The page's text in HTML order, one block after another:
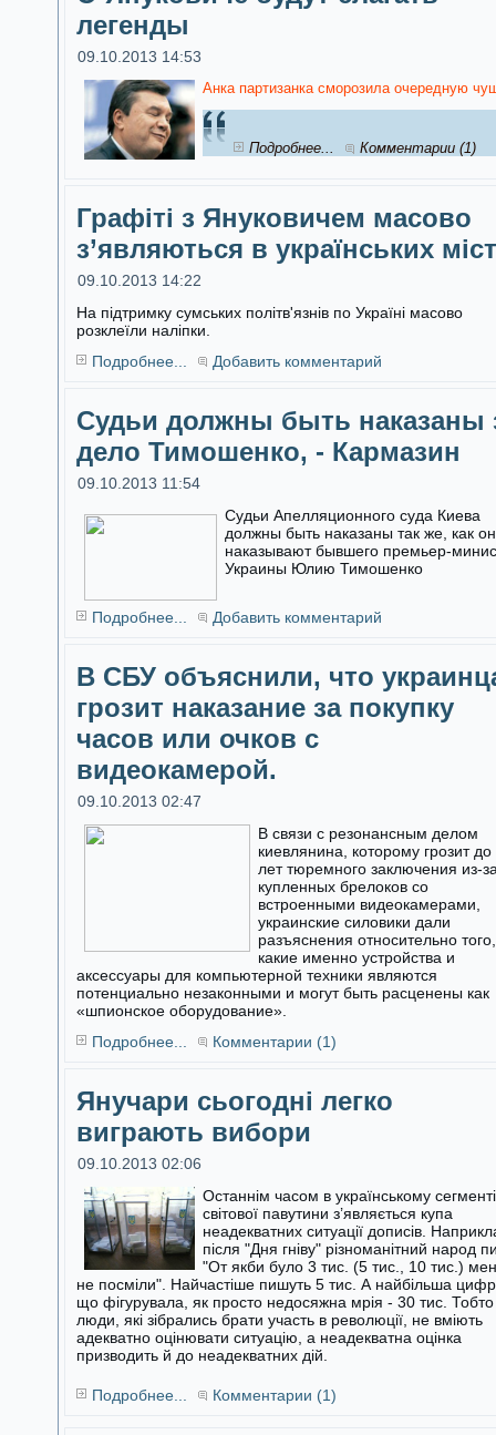
легенды
09.10.2013 14:53
Анка партизанка сморозила очередную
Подробнее... Комментарии (1)
Графіті з Януковичем масово
з’являються в українських
09.10.2013 14:22
На підтримку сумських політв'язнів по Україні масово
розклеїли наліпки.
Подробнее...
Добавить комментарий
Судьи должны быть наказаны
дело Тимошенко, - Кармазин
09.10.2013 11:54
Судьи Апелляционного суда Киева
должны быть наказаны так же, как
наказывают бывшего премьер-
Украины Юлию Тимошенко
Подробнее... Добавить комментарий
В СБУ объяснили, что
грозит наказание за покупку
часов или очков с
видеокамерой.
09.10.2013 02:47
В связи с резонансным делом
киевлянина, которому грозит до
лет тюремного заключения из-
купленных брелоков со
встроенными видеокамерами,
украинские силовики дали
разъяснения относительно того,
какие именно устройства и
аксессуары для компьютерной техники являются
потенциально незаконными и могут быть расценены как
«шпионское оборудование».
Подробнее...
Комментарии (1)
Янучари сьогодні легко
виграють вибори
09.10.2013 02:06
Останнім часом в українському сегменті
світової павутини з’являється купа
неадекватних ситуації дописів.
після "Дня гніву" різноманітний народ
"От якби було 3 тис. (5 тис., 10 тис.)
не посміли". Найчастіше пишуть 5 тис. А найбільша
що фігурувала, як просто недосяжна мрія - 30 тис. Тобто
люди, які зібрались брати участь в революції, не вміють
адекватно оцінювати ситуацію, а неадекватна оцінка
призводить й до неадекватних дій.
Подробнее... Комментарии (1)